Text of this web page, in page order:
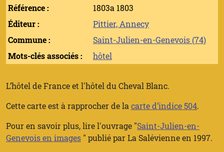
Référence :
1803a 1803
Éditeur :
Pittier, Annecy
Commune :
Saint-Julien-en-Genevois (74)
Mots-clés associés :
hôtel
L’hôtel de France et l'hôtel du Cheval Blanc.
Cette carte est à rapprocher de la carte d’indice 504.
Pour en savoir plus, lire l'ouvrage "Saint-Julien-en-
Genevois en images " publié parLa Salévienneen 1997.